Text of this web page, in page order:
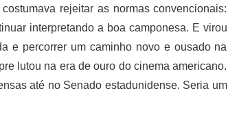
rejeitar as normas convencionais:
interpretando a boa camponesa. E virou
e percorrer um caminho novo e ousado na
lutou na era de ouro do cinema americano.
até no Senado estadunidense. Seria um